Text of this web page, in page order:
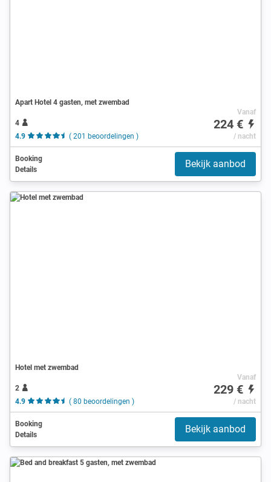
Apart Hotel 4 gasten, met zwembad
4
4.9
( 201 beoordelingen )
Vanaf
224 €
/ nacht
Booking
Details
Bekijk aanbod
Hotel met zwembad
2
4.9
( 80 beoordelingen )
Vanaf
229 €
/ nacht
Booking
Details
Bekijk aanbod